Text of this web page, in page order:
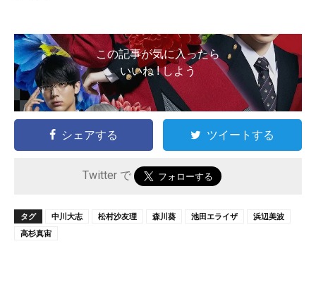
この記事が気に入ったら
いいね ! しよう
シェアする ツイートする
Twitter で
タグ 中川大志 松村沙友理 森川葵 池田エライザ
浜辺美波
高杉真宙